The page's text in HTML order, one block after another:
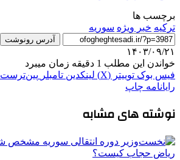
برچسب ها
ترکیه خبر ویژه سوریه
آدرس رونوشت
۱۴۰۳/۰۹/۲۱
خواندن این مطلب 1 دقیقه زمان میبرد
فیس بوک توییتر (X) لینکدین ‫تامبلر ‫پین‌ترست
رایانامه چاپ
نوشته های مشابه